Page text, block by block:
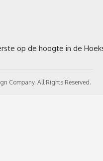
Company. All Rights Reserved.